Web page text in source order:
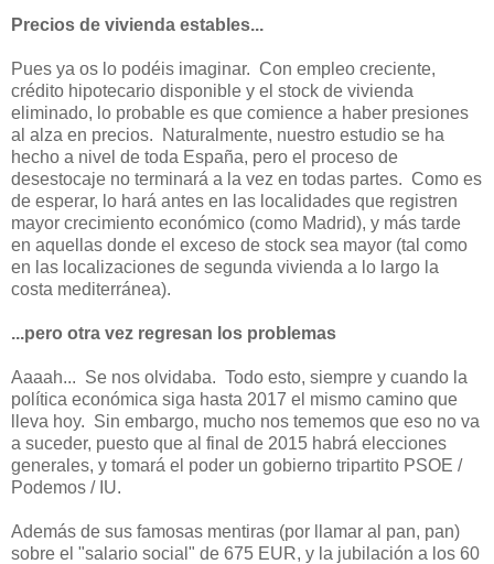
Precios de vivienda estables...
Pues ya os lo podéis imaginar. Con empleo creciente,
crédito hipotecario disponible y el stock de vivienda
eliminado, lo probable es que comience a haber presiones
al alza en precios. Naturalmente, nuestro estudio se ha
hecho a nivel de toda España, pero el proceso de
desestocaje no terminará a la vez en todas partes. Como es
de esperar, lo hará antes en las localidades que registren
mayor crecimiento económico (como Madrid), y más tarde
en aquellas donde el exceso de stock sea mayor (tal como
en las localizaciones de segunda vivienda a lo largo la
costa mediterránea).
...pero otra vez regresan los problemas
Aaaah... Se nos olvidaba. Todo esto, siempre y cuando la
política económica siga hasta 2017 el mismo camino que
lleva hoy. Sin embargo, mucho nos tememos que eso no va
a suceder, puesto que al final de 2015 habrá elecciones
generales, y tomará el poder un gobierno tripartito PSOE /
Podemos / IU.
Además de sus famosas mentiras (por llamar al pan, pan)
sobre el "salario social" de 675 EUR, y la jubilación a los 60